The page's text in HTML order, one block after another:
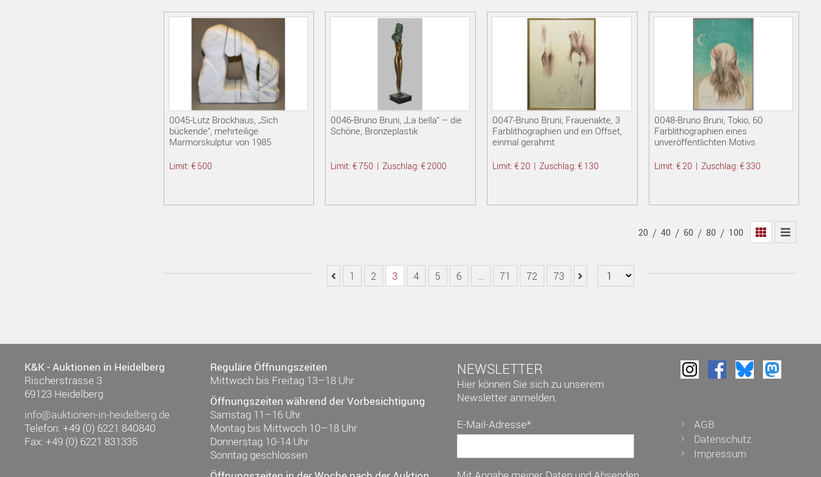
0045-Lutz Brockhaus, „Sich
bückende“, mehrteilige
Marmorskulptur von 1985
Limit: € 500
0046-Bruno Bruni, „La bella“ – die
Schöne, Bronzeplastik
Limit: € 750 |Zuschlag: € 2000
0047-Bruno Bruni, Frauenakte, 3
Farblithographien und ein Offset,
einmal gerahmt
Limit: € 20 |Zuschlag: € 130
0048-Bruno Bruni, Tokio, 60
Farblithographien eines
unveröffentlichten Motivs
Limit: € 20 | Zuschlag: € 330
20 / 40 / 60 / 80 / 100
1 2 3 4 5 6 … 71 72 73
K&K - Auktionen in Heidelberg
Rischerstrasse 3
69123 Heidelberg
info@auktionen-in-heidelberg.de
Telefon: +49 (0) 6221 840840
Fax: +49 (0) 6221 831335
Reguläre Öffnungszeiten
Mittwoch bis Freitag 13–18 Uhr
Öffnungszeiten während der Vorbesichtigung
Samstag 11–16 Uhr
Montag bis Mittwoch 10–18 Uhr
Donnerstag 10-14 Uhr
Sonntag geschlossen
NEWSLETTER
Hier können Sie sich zu unserem
Newsletter anmelden.
E-Mail-Adresse*:
AGB
Datenschutz
Impressum